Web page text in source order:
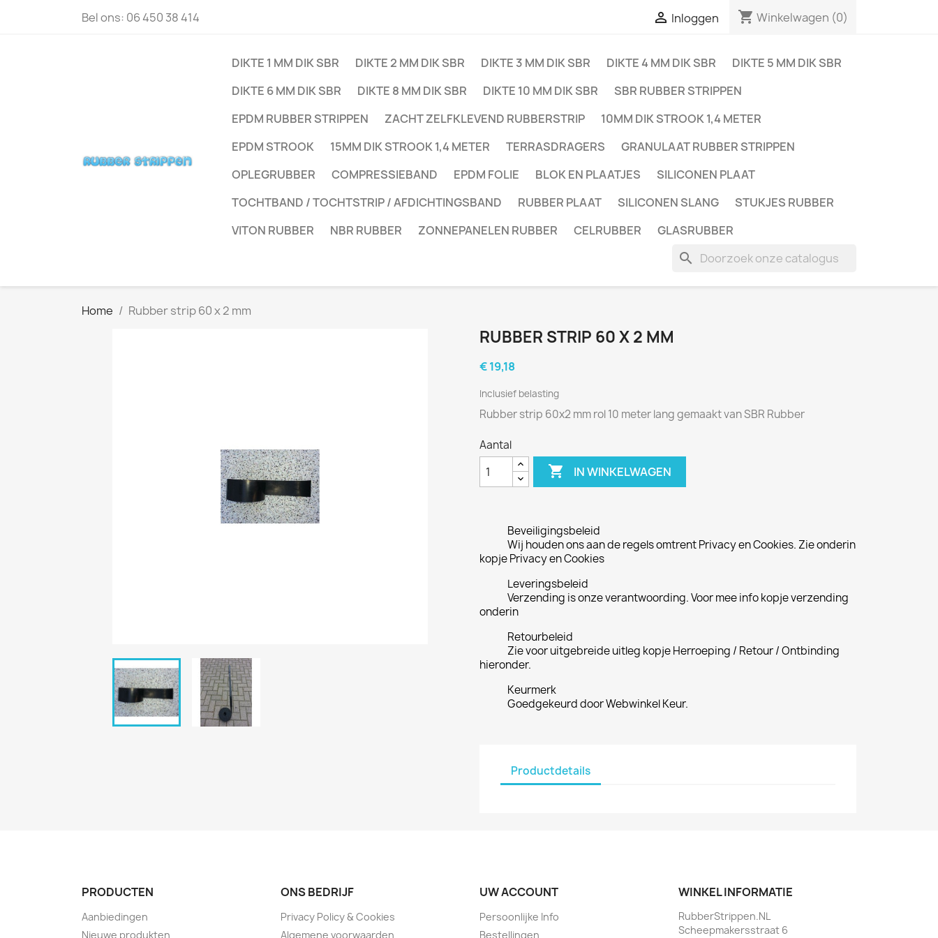
Bel ons: 06 450 38 414  Inloggen shopping_cart Winkelwagen (0)
DIKTE 1 MM DIK SBR DIKTE 2 MM DIK SBR DIKTE 3 MM DIK SBR DIKTE 4 MM DIK SBR
DIKTE 5 MM DIK SBR
DIKTE 6 MM DIK SBR
DIKTE 8 MM DIK SBR DIKTE 10 MM DIK SBR
SBR RUBBER STRIPPEN
EPDM RUBBER STRIPPEN
ZACHT ZELFKLEVEND RUBBERSTRIP
10MM DIK STROOK 1,4 METER
EPDM STROOK
15MM DIK STROOK 1,4 METER TERRASDRAGERS
GRANULAAT RUBBER STRIPPEN
OPLEGRUBBER
COMPRESSIEBAND EPDM FOLIE BLOK EN PLAATJES
SILICONEN PLAAT
TOCHTBAND / TOCHTSTRIP / AFDICHTINGSBAND
RUBBER PLAAT SILICONEN SLANG
STUKJES RUBBER
VITON RUBBER
NBR RUBBER ZONNEPANELEN RUBBER CELRUBBER GLASRUBBER
search
Home Rubber strip 60 x 2 mm
RUBBER STRIP 60 X 2 MM
€ 19,18
Inclusief belasting
Rubber strip 60x2 mm rol 10 meter lang gemaakt van SBR Rubber
Aantal
 IN WINKELWAGEN
Beveiligingsbeleid
Wij houden ons aan de regels omtrent Privacy en Cookies. Zie onderin
kopje Privacy en Cookies
Leveringsbeleid
Verzending is onze verantwoording. Voor mee info kopje verzending
onderin
Retourbeleid
Zie voor uitgebreide uitleg kopje Herroeping / Retour / Ontbinding
hieronder.
Keurmerk
Goedgekeurd door Webwinkel Keur.
Productdetails
PRODUCTEN
Aanbiedingen
Nieuwe produkten
ONS BEDRIJF
Privacy Policy & Cookies
Algemene voorwaarden
UW ACCOUNT
Persoonlijke Info
Bestellingen
WINKEL INFORMATIE
RubberStrippen.NL
Scheepmakersstraat 6